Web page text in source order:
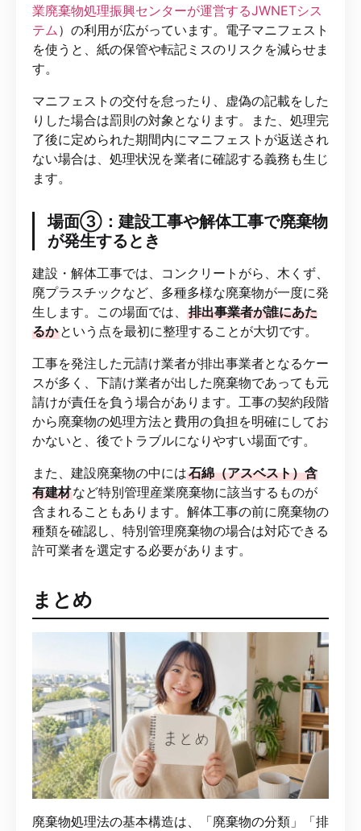
業廃棄物処理振興センターが運営するJWNETシス
テム）の利用が広がっています。電子マニフェスト
を使うと、紙の保管や転記ミスのリスクを減らせま
す。
マニフェストの交付を怠ったり、虚偽の記載をした
りした場合は罰則の対象となります。また、処理完
了後に定められた期間内にマニフェストが返送され
ない場合は、処理状況を業者に確認する義務も生じ
ます。
場面③：建設工事や解体工事で廃棄物
が発生するとき
建設・解体工事では、コンクリートがら、木くず、
廃プラスチックなど、多種多様な廃棄物が一度に発
生します。この場面では、 排出事業者が誰にあた
るか という点を最初に整理することが大切です。
工事を発注した元請け業者が排出事業者となるケー
スが多く、下請け業者が出した廃棄物であっても元
請けが責任を負う場合があります。工事の契約段階
から廃棄物の処理方法と費用の負担を明確にしてお
かないと、後でトラブルになりやすい場面です。
また、建設廃棄物の中には石綿（アスベスト）含
有建材など特別管理産業廃棄物に該当するものが
含まれることもあります。解体工事の前に廃棄物の
種類を確認し、特別管理廃棄物の場合は対応できる
許可業者を選定する必要があります。
まとめ
廃棄物処理法の基本構造は、「廃棄物の分類」「排